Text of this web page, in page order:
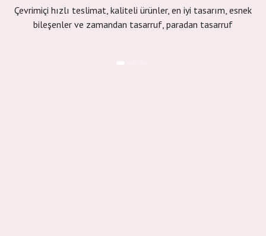
Çevrimiçi hızlı teslimat, kaliteli ürünler, en iyi tasarım, esnek
bileşenler ve zamandan tasarruf, paradan tasarruf